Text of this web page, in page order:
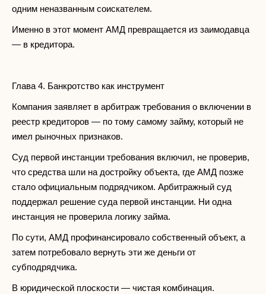
одним неназванным соискателем.
Именно в этот момент АМД превращается из заимодавца
— в кредитора.
Глава 4. Банкротство как инструмент
Компания заявляет в арбитраж требования о включении в
реестр кредиторов — по тому самому займу, который не
имел рыночных признаков.
Суд первой инстанции требования включил, не проверив,
что средства шли на достройку объекта, где АМД позже
стало официальным подрядчиком. Арбитражный суд
поддержал решение суда первой инстанции. Ни одна
инстанция не проверила логику займа.
По сути, АМД профинансировало собственный объект, а
затем потребовало вернуть эти же деньги от
субподрядчика.
В юридической плоскости — чистая комбинация.